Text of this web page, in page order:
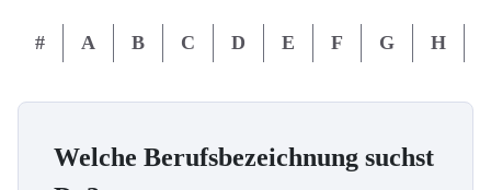
# A B C D E F G H
Welche Berufsbezeichnung suchst